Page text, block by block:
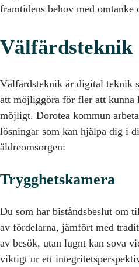
framtidens behov med omtanke
Välfärdsteknik
Välfärdsteknik är digital teknik
att möjliggöra för fler att kunna
möjligt. Dorotea kommun
lösningar som kan hjälpa dig i
äldreomsorgen:
Trygghetskamera
Du som har biståndsbeslut om
av fördelarna, jämfört med
av besök, utan lugnt kan sova
viktigt ur ett